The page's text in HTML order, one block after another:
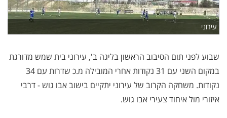
עירוני
שבוע לפני תום הסיבוב הראשון בליגה ב', עירוני בית שמש מדורגת
במקום השני עם 31 נקודות אחרי המובילה מ.כ שדרות עם 34
נקודות. משחקה הקרוב של עירוני יתקיים בישוב אבו גוש - דרבי
איזורי מול איחוד צעירי אבו גוש.